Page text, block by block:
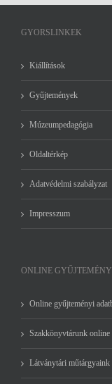
GYORSLINKEK
Kiállítások
Gyűjtemények
Múzeumpedagógia
Oldaltérkép
Adatvédelmi szabályzat
Impresszum
ONLINE
Online gyűjteményi
Szakkönyvtárunk online
Látványtári műtárgyaink